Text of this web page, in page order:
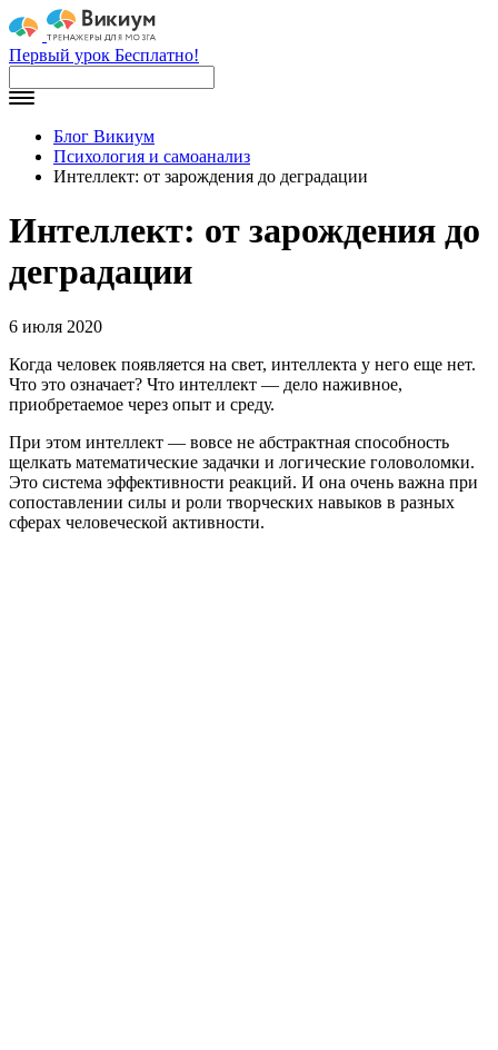
Первый урок Бесплатно!
Блог Викиум
Психология и самоанализ
Интеллект: от зарождения до деградации
Интеллект: от зарождения до
деградации
6 июля 2020
Когда человек появляется на свет, интеллекта у него еще нет.
Что это означает? Что интеллект — дело наживное,
приобретаемое через опыт и среду.
При этом интеллект — вовсе не абстрактная способность
щелкать математические задачки и логические головоломки.
Это система эффективности реакций. И она очень важна при
сопоставлении силы и роли творческих навыков в разных
сферах человеческой активности.